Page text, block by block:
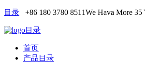
目录 +86 180 3780 8511We Hava More 35
目录
首页
产品目录